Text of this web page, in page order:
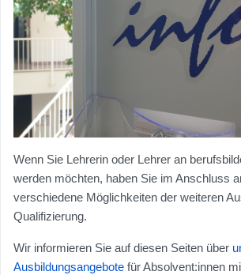
Wenn Sie Lehrerin oder Lehrer an
werden möchten, haben Sie im Anschluss
verschiedene Möglichkeiten der weiteren
Qualifizierung.
Wir informieren Sie auf diesen Seiten über
Ausbildungsangebote für Absolvent:innen